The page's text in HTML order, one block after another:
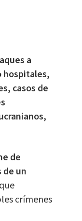
a
hospitales,
casos de
de
un
crímenes